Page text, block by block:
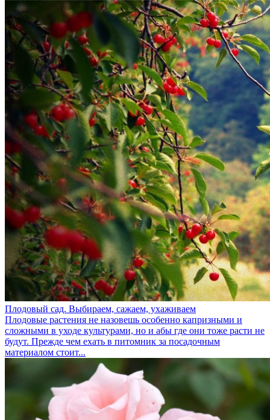
Плодовый сад. Выбираем, сажаем, ухаживаем
Плодовые растения не назовешь особенно капризными и
сложными в уходе культурами, но и абы где они тоже расти не
будут. Прежде чем ехать в питомник за посадочным
материалом стоит...